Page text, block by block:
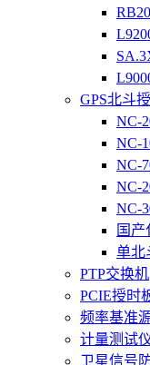
GPS北斗
NC-
NC-
NC-
NC-
NC-
国
单北
PTP交换机
PCIE授时
频率基准
计量测试
卫星信号